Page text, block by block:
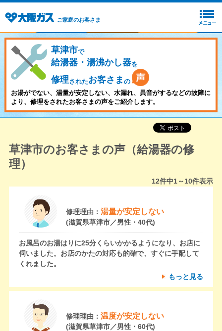
ご家庭のお客さま
草津市で
給湯器・湯沸かし器を
修理されたお客さま の
お湯がでない、湯量が安定しない、水漏れ、異音がするなどの故障に
より、修理をされたお客さまの声をご紹介します。
草津市のお客さまの声（給湯器の修
理）
12件中1～10件表示
修理理由： 湯量が安定しない
(滋賀県草津市／男性・40代)
お風呂のお湯はりに25分くらいかかるようになり、お店に
伺いました。お店のかたの対応も的確で、すぐに手配して
くれました。
もっと見る
修理理由： 温度が安定しない
(滋賀県草津市／男性・60代)